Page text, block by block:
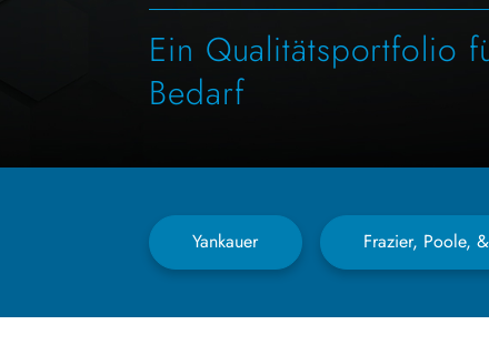
Ein Qualitätsportfolio
Bedarf
Yankauer Frazier, Poole,